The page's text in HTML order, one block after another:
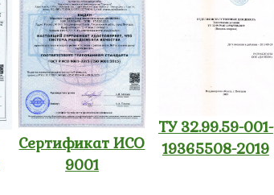
Сертификат ИСО
9001
ТУ 32.99.59-001-
19365508-2019